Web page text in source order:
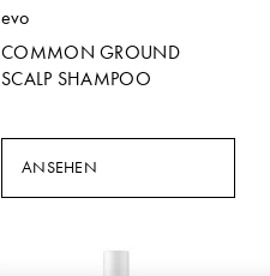
evo
COMMON GROUND
SCALP SHAMPOO
ANSEHEN